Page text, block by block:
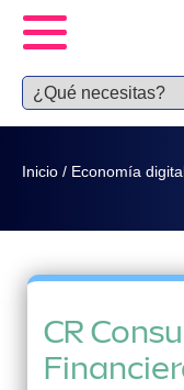
Inicio / Economía
CR